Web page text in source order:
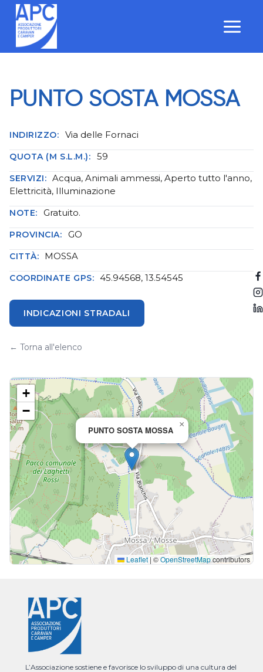
Salta
contenuto
PUNTO SOSTA MOSSA
INDIRIZZO: Via delle Fornaci
QUOTA (M S.L.M.): 59
SERVIZI: Acqua, Animali ammessi, Aperto tutto l'anno,
Elettricità, Illuminazione
NOTE: Gratuito.
PROVINCIA: GO
CITTÀ: MOSSA
COORDINATE GPS: 45.94568, 13.54545
INDICAZIONI STRADALI
← Torna all'elenco
PUNTO SOSTA MOSSA
×
+
−
Leaflet | ©OpenStreetMapcontributors
L’Associazione sostiene e favorisce lo sviluppo di una cultura del